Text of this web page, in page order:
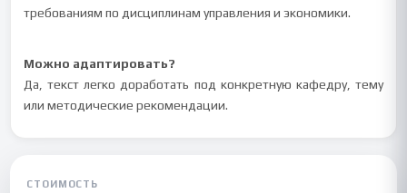
требованиям по дисциплинам управления и экономики.
Можно адаптировать?
Да, текст легко доработать под конкретную кафедру, тему
или методические рекомендации.
СТОИМОСТЬ